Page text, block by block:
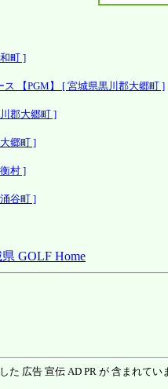
町 ]
【PGM】 [ 宮城県黒川郡大郷町 ]
郡大郷町 ]
郷町 ]
村 ]
谷町 ]
GOLF Home
広告 宣伝 AD PR が 含まれてい